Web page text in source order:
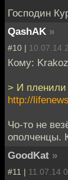
Господин
QashAK »
#10 | 10.07.14
Кому:
> И пленили
http://
Чо-то не
ополченцы.
GoodKat »
#11 | 11.07.14